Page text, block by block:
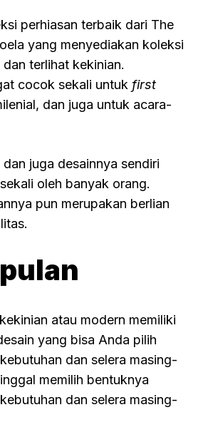
perhiasan terbaik dari The
yang menyediakan koleksi
terlihat kekinian.
cocok sekali untuk first
dan juga untuk acara-
dan juga desainnya sendiri
oleh banyak orang.
pun merupakan berlian
atau modern memiliki
yang bisa Anda pilih
dan selera masing-
memilih bentuknya
dan selera masing-